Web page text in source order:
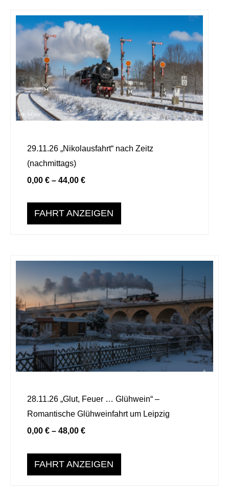
29.11.26 „Nikolausfahrt“ nach Zeitz
(nachmittags)
0,00 €– 44,00 €
FAHRT ANZEIGEN
Dieses
Produkt
weist
mehrere
Varianten
auf.
Die
Optionen
auf
der
Produktseite
werden
28.11.26 „Glut, Feuer … Glühwein“ –
Romantische Glühweinfahrt um Leipzig
0,00 €– 48,00 €
FAHRT ANZEIGEN
Dieses
Produkt
weist
mehrere
Varianten
auf.
Die
Optionen
auf
der
Produktseite
werden